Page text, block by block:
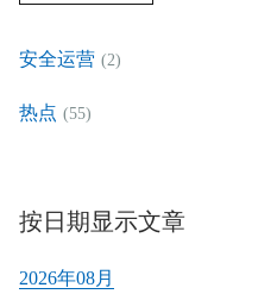
安全运营 (2)
热点 (55)
按日期显示文章
2026年08月